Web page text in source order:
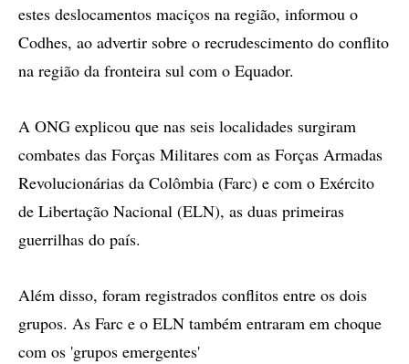
estes deslocamentos maciços na região, informou o
Codhes, ao advertir sobre o recrudescimento do conflito
na região da fronteira sul com o Equador.
A ONG explicou que nas seis localidades surgiram
combates das Forças Militares com as Forças Armadas
Revolucionárias da Colômbia (Farc) e com o Exército
de Libertação Nacional (ELN), as duas primeiras
guerrilhas do país.
Além disso, foram registrados conflitos entre os dois
grupos. As Farc e o ELN também entraram em choque
com os 'grupos emergentes'